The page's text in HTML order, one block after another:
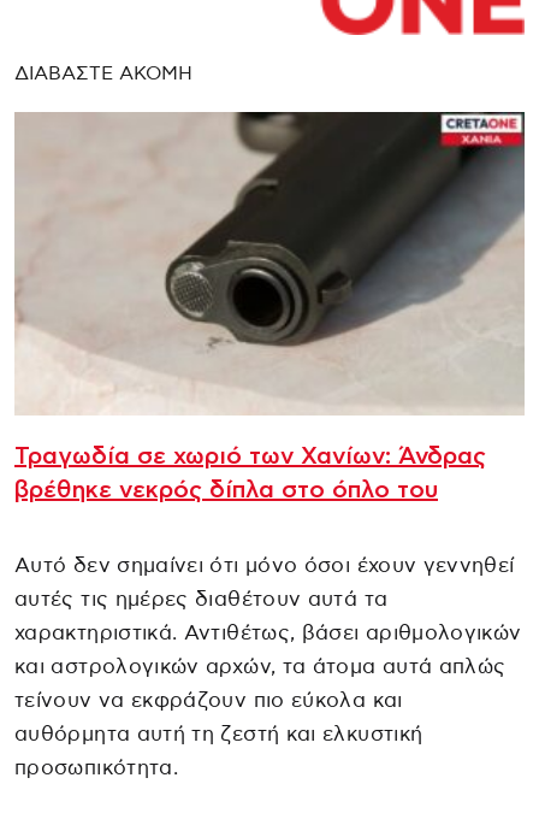
ΔΙΑΒΑΣΤΕ ΑΚΟΜΗ
Τραγωδία σε χωριό των Χανίων: Άνδρας
βρέθηκε νεκρός δίπλα στο όπλο του
Αυτό δεν σημαίνει ότι μόνο όσοι έχουν γεννηθεί
αυτές τις ημέρες διαθέτουν αυτά τα
χαρακτηριστικά. Αντιθέτως, βάσει αριθμολογικών
και αστρολογικών αρχών, τα άτομα αυτά απλώς
τείνουν να εκφράζουν πιο εύκολα και
αυθόρμητα αυτή τη ζεστή και ελκυστική
προσωπικότητα.